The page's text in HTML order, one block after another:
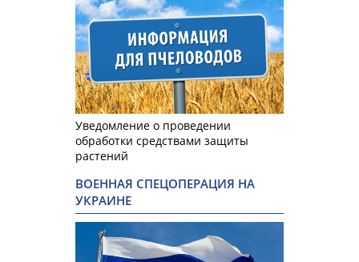
Уведомление о проведении
обработки средствами защиты
растений
ВОЕННАЯ СПЕЦОПЕРАЦИЯ НА
УКРАИНЕ